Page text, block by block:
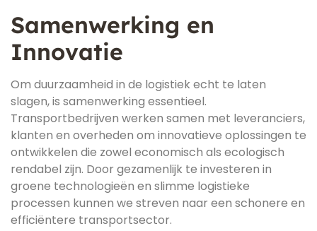
Samenwerking en
Innovatie
Om duurzaamheid in de logistiek echt te laten
slagen, is samenwerking essentieel.
Transportbedrijven werken samen met leveranciers,
klanten en overheden om innovatieve oplossingen te
ontwikkelen die zowel economisch als ecologisch
rendabel zijn. Door gezamenlijk te investeren in
groene technologieën en slimme logistieke
processen kunnen we streven naar een schonere en
efficiëntere transportsector.